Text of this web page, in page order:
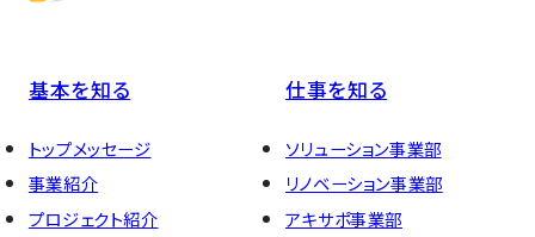
基本を知る
トップメッセージ
事業紹介
プロジェクト紹介
仕事を知る
ソリューション事業部
リノベーション事業部
アキサポ事業部